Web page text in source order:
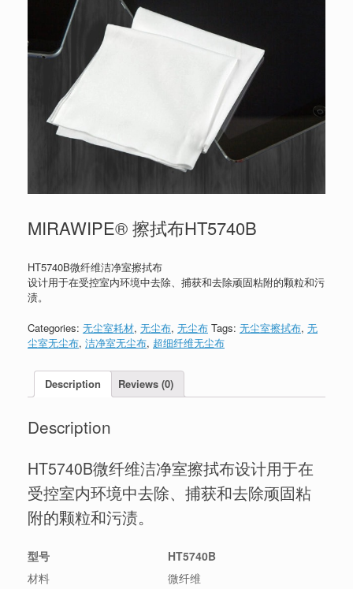
MIRAWIPE® 擦拭布HT5740B
HT5740B微纤维洁净室擦拭布
设计用于在受控室内环境中去除、捕获和去除顽固粘附的颗粒和污
渍。
Categories: 无尘室耗材, 无尘布, 无尘布 Tags: 无尘室擦拭布, 无
尘室无尘布, 洁净室无尘布, 超细纤维无尘布
Description Reviews (0)
Description
HT5740B微纤维洁净室擦拭布设计用于在
受控室内环境中去除、捕获和去除顽固粘
附的颗粒和污渍。
型号
HT5740B
材料
微纤维